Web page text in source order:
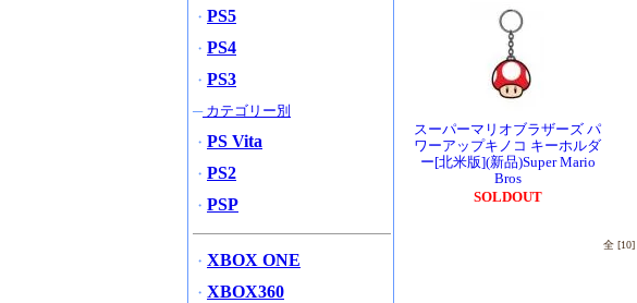
スーパーマリオブラザーズ パ
ワーアップキノコ キーホルダ
ー[北米版](新品)Super Mario
Bros
SOLDOUT
全 [10]
・ PS5
・ PS4
・ PS3
─カテゴリー別
・ PS Vita
・ PS2
・ PSP
・ XBOX ONE
・ XBOX360